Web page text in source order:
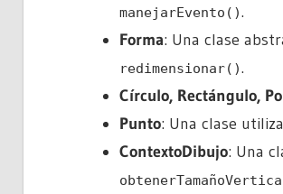
manejarEvento().
Forma: Una clase
redimensionar().
Círculo, Rectángulo,
Punto: Una clase
ContextoDibujo: Una